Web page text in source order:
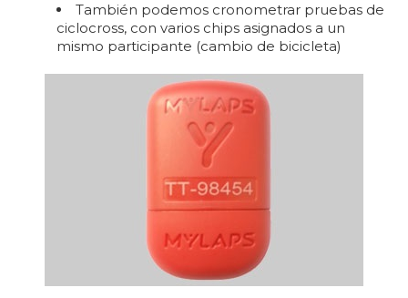
También podemos cronometrar pruebas de
ciclocross, con varios chips asignados a un
mismo participante (cambio de bicicleta)